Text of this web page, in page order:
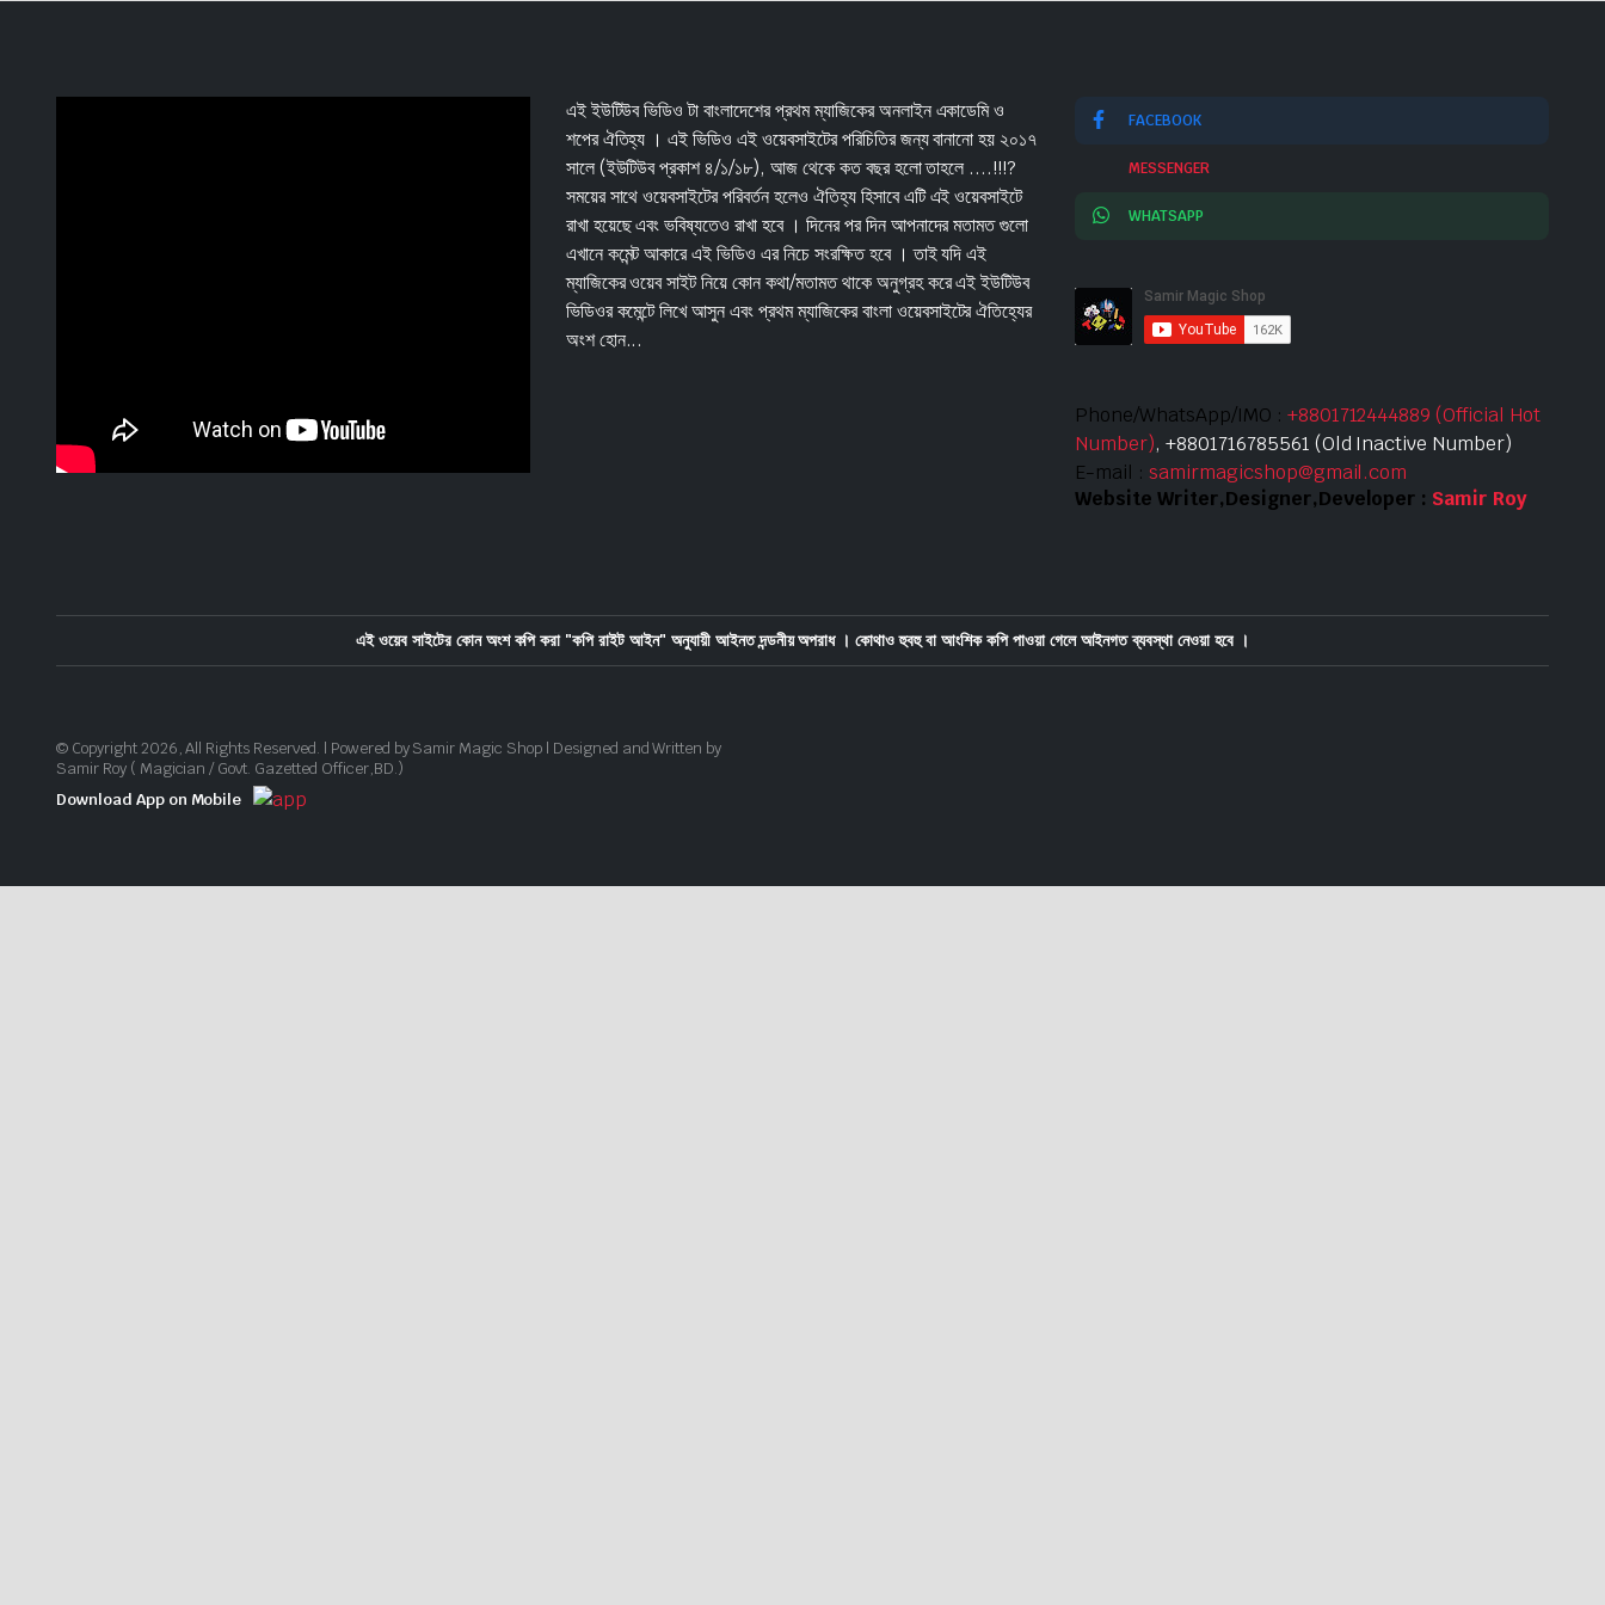
এই ইউটিউব ভিডিও টা বাংলাদেশের প্রথম ম্যাজিকের অনলাইন একাডেমি ও
শপের ঐতিহ্য । এই ভিডিও এই ওয়েবসাইটের পরিচিতির জন্য বানানো হয় ২০১৭
সালে (ইউটিউব প্রকাশ ৪/১/১৮), আজ থেকে কত বছর হলো তাহলে ....!!!?
সময়ের সাথে ওয়েবসাইটের পরিবর্তন হলেও ঐতিহ্য হিসাবে এটি এই ওয়েবসাইটে
রাখা হয়েছে এবং ভবিষ্যতেও রাখা হবে । দিনের পর দিন আপনাদের মতামত গুলো
এখানে কমেন্ট আকারে এই ভিডিও এর নিচে সংরক্ষিত হবে । তাই যদি এই
ম্যাজিকের ওয়েব সাইট নিয়ে কোন কথা/মতামত থাকে অনুগ্রহ করে এই ইউটিউব
ভিডিওর কমেন্টে লিখে আসুন এবং প্রথম ম্যাজিকের বাংলা ওয়েবসাইটের ঐতিহ্যের
অংশ হোন...
FACEBOOK
MESSENGER
WHATSAPP
Phone/WhatsApp/IMO : +8801712444889 (Official Hot
Number), +8801716785561 (Old Inactive Number)
E-mail : samirmagicshop@gmail.com
Website Writer,Designer,Developer : Samir Roy
এই ওয়েব সাইটের কোন অংশ কপি করা "কপি রাইট আইন" অনুযায়ী আইনত দন্ডনীয় অপরাধ । কোথাও হুবহু বা আংশিক কপি পাওয়া গেলে আইনগত ব্যবস্থা নেওয়া হবে ।
© Copyright 2026, All Rights Reserved. | Powered by Samir Magic Shop | Designed and Written by
Samir Roy ( Magician / Govt. Gazetted Officer,BD.)
Download App on Mobile